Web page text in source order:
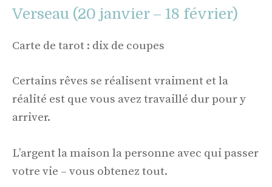
Verseau (20 janvier – 18 février)
Carte de tarot : dix de coupes
Certains rêves se réalisent vraiment et la
réalité est que vous avez travaillé dur pour y
arriver.
L’argent la maison la personne avec qui passer
votre vie – vous obtenez tout.